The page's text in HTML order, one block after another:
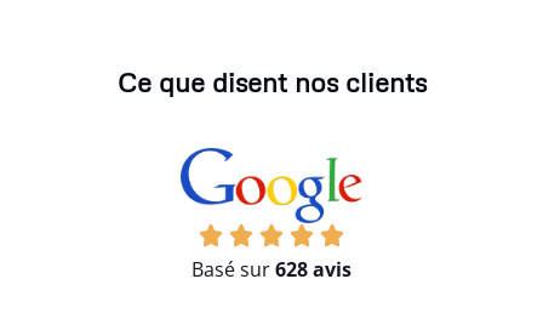
Ce que disent nos clients
Basé sur628 avis